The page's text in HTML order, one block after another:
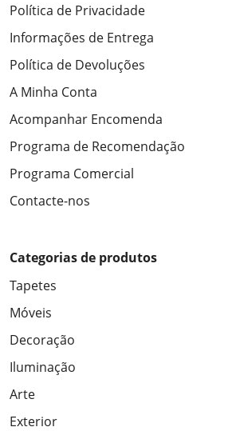
Política de Privacidade
Informações de Entrega
Política de Devoluções
A Minha Conta
Acompanhar Encomenda
Programa de Recomendação
Programa Comercial
Contacte-nos
Categorias de produtos
Tapetes
Móveis
Decoração
Iluminação
Arte
Exterior